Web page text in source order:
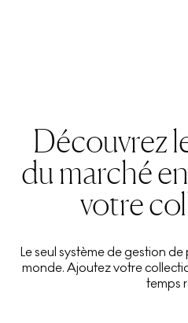
Découvrez
du marché
votre
Le seul système de gestion
monde. Ajoutez votre
temps